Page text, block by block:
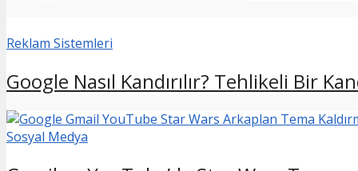
Reklam Sistemleri
Google Nasıl Kandırılır? Tehlikeli Bir
Sosyal Medya